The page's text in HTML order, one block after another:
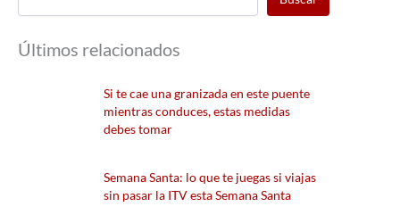
Últimos relacionados
Si te cae una granizada en este puente
mientras conduces, estas medidas
debes tomar
Semana Santa: lo que te juegas si viajas
sin pasar la ITV esta Semana Santa